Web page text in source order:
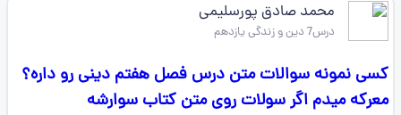
محمد صادق پورسلیمی
درس7 دین و زندگی یازدهم
کسی نمونه سوالات متن درس فصل هفتم دینی رو داره؟
معرکه میدم اگر سولات روی متن کتاب سوارشه